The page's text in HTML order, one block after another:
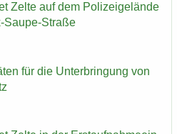
Zelte auf dem Po­li­zei­ge­län­de
​Saupe-Straße
für die Un­ter­brin­gung von